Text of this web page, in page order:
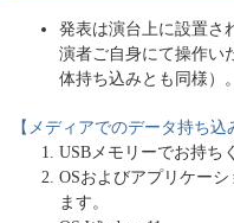
発表は演台上に設置さ
演者ご自身にて操作い
体持ち込みとも同様）。
【メディアでのデータ持ち込
USBメモリーでお持ち
OSおよびアプリケー
ます。